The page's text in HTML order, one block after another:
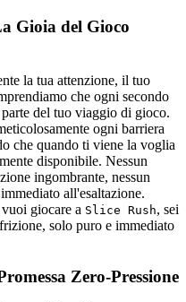
Gioia del Gioco
la tua attenzione, il tuo
che ogni secondo
del tuo viaggio di gioco.
ogni barriera
che quando ti viene la voglia
disponibile. Nessun
ingombrante, nessun
all'esaltazione.
giocare a Slice Rush, sei
solo puro e immediato
Zero-Pressione